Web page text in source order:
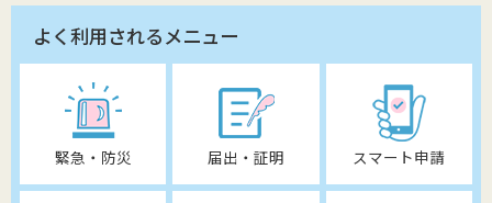
よく利用されるメニュー
緊急・防災 届出・証明 スマート申請